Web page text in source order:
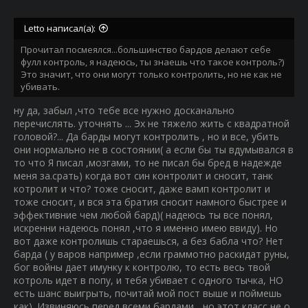
Letto написал(а):
Прочитал посмеялся...большинство бардов делают себе
фулл контроль, я надеюсь, ты знаешь что такое контроль?)
Это значит, что они могут только контролить, но не как не
убивать.
ну да, забыл ,что тебе все нужно досканально
перечислять. уточнять ... Эх не тяжело жить с квадратной
головой?... Да барды могут контролить , но и все, убить
они нормально не в состоянии( а если бы ты вдумывался в
то что Я писал ,мозгами, то не писал бы бред в надежде
меня за.срать) когда вот син контролит и сносит, танк
котролит и что? тоже сносит, даже вамп контролит и
тоже сносит, и вся эта братия сносит намного быстрее и
эффективние чем любой бард)( надеюсь ты все понял,
искренни надеюсь понял ,что я именно имею ввиду). Но
вот даже контролишь стараешься, а без бабла что? Нет
барда ( у варов например ,если граммотно раскидат руны,
бог войны дает имунку к контролю, то есть весь твой
котроль идет в попу, и тебя убивает с одного тычка, НО
есть шанс выигрыть, почитай мой пост выше и поймешь